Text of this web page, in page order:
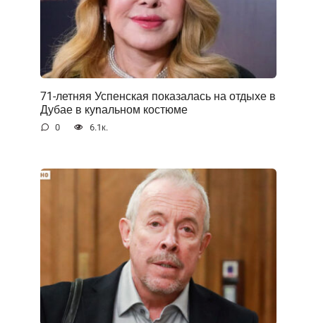
71-летняя Успенская показалась на отдыхе в
Дубае в куnальном костюме
0 6.1к.